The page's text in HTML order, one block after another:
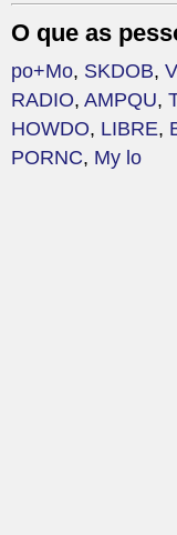
O que as
po+Mo, SKDOB,
RADIO, AMPQU,
HOWDO, LIBRE,
PORNC, My lo